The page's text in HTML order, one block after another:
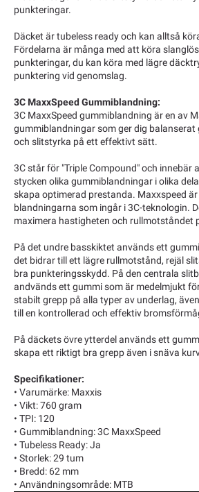
punkteringar.
Däcket är tubeless ready och kan alltså
Fördelarna är många med att köra
punkteringar, du kan köra med lägre
punktering vid genomslag.
3C MaxxSpeed Gummiblandning:
3C MaxxSpeed gummiblandning är en av
gummiblandningar som ger dig balanserat
och slitstyrka på ett effektivt sätt.
3C står för "Triple Compound" och innebär
stycken olika gummiblandningar i olika
skapa optimerad prestanda. Maxxspeed är
blandningarna som ingår i 3C-teknologin.
maximera hastigheten och rullmotståndet
På det undre basskiktet används ett
det bidrar till ett lägre rullmotstånd, rejäl
bra punkteringsskydd. På den centrala
andvänds ett gummi som är medelmjukt
stabilt grepp på alla typer av underlag,
till en kontrollerad och effektiv
På däckets övre ytterdel används ett
skapa ett riktigt bra grepp även i snäva
Specifikationer:
• Varumärke: Maxxis
• Vikt: 760 gram
• TPI: 120
• Gummiblandning: 3C MaxxSpeed
• Tubeless Ready: Ja
• Storlek: 29 tum
• Bredd: 62 mm
• Användningsområde: MTB